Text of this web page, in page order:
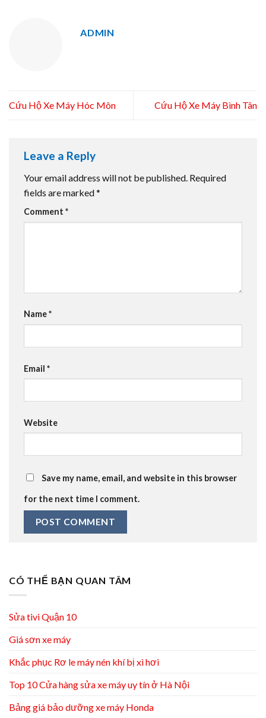
ADMIN
Cứu Hộ Xe Máy Hóc Môn Cứu Hộ Xe Máy Bình Tân
Leave a Reply
Your email address will not be published. Required
fields are marked*
Comment *
Name*
Email *
Website
Save my name, email, and website in this browser
for the next time I comment.
CÓ THỂ BẠN QUAN TÂM
Sửa tivi Quận 10
Giá sơn xe máy
Khắc phục Rơ le máy nén khí bị xì hơi
Top 10 Cửa hàng sửa xe máy uy tín ở Hà Nội
Bảng giá bảo dưỡng xe máy Honda